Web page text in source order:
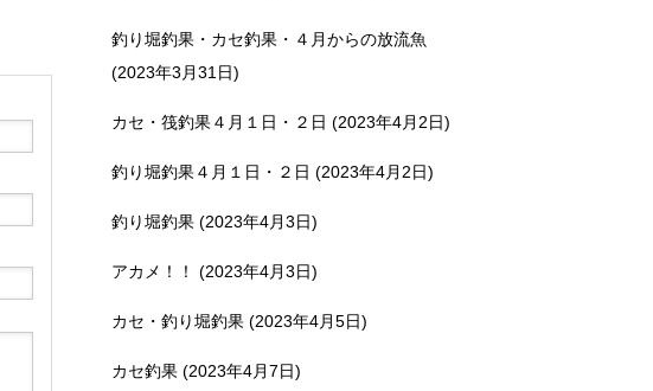
釣り堀釣果・カセ釣果・４月からの放流魚
(2023年3月31日)
カセ・筏釣果４月１日・２日 (2023年4月2日)
釣り堀釣果４月１日・２日 (2023年4月2日)
釣り堀釣果 (2023年4月3日)
アカメ！！ (2023年4月3日)
カセ・釣り堀釣果 (2023年4月5日)
カセ釣果 (2023年4月7日)